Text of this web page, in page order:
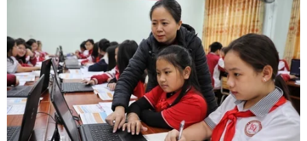
Từ trước tới nay, chưa có một công ty nào nộp
cho chính quyền Mỹ số tiềnlớn theo kiểu thỏa
thuận như vậy. Tuy nhiên, thỏa thuận sơ bộ nói
trên vẫn sẽkhông giải quyết được vụ điều tra
mà một tòa án tại Sacramento (California)
đangtiến hành nhằm vào các hoạt động của
ngân hàng này. Vụ kiện này có thể khiếnkhoản